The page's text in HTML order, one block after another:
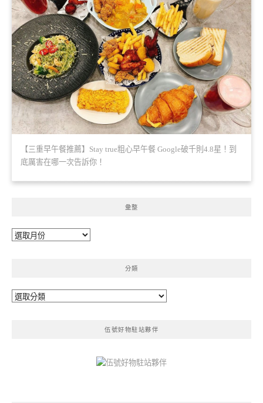
【三重早午餐推薦】Stay true粗心早午餐 Google破千則4.8星！到
底厲害在哪一次告訴你！
彙整
彙
分類
分
伍號好物駐站夥伴